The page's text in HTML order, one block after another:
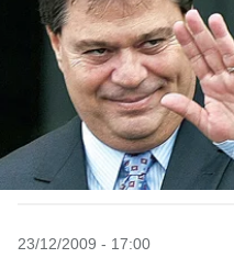
23/12/2009 - 17:00